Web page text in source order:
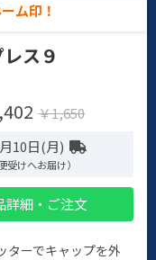
ム印！
ス９
￥1,650
10日(月)
受けへお届け）
詳細・ご注文
ターでキャップを外